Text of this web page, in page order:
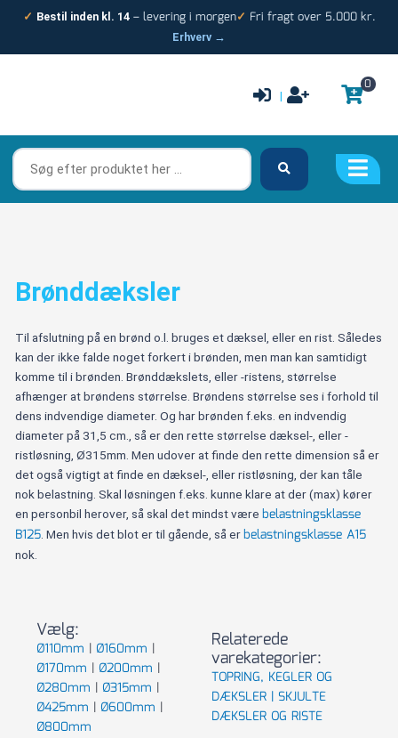
✓ Bestil inden kl. 14– levering i morgen✓ Fri fragt over 5.000 kr.
Erhverv →
|
0
Søg
efter
produktet
Brønddæksler
Til afslutning på en brønd o.l. bruges et dæksel, eller en rist. Således
kan der ikke falde noget forkert i brønden, men man kan samtidigt
komme til i brønden. Brønddækslets, eller -ristens, størrelse
afhænger at brøndens størrelse. Brøndens størrelse ses i forhold til
dens indvendige diameter. Og har brønden f.eks. en indvendig
diameter på 31,5 cm., så er den rette størrelse dæksel-, eller -
ristløsning, Ø315mm. Men udover at finde den rette dimension så er
det også vigtigt at finde en dæksel-, eller ristløsning, der kan tåle
nok belastning. Skal løsningen f.eks. kunne klare at der (max) kører
en personbil herover, så skal det mindst være belastningsklasse
B125 . Men hvis det blot er til gående, så er belastningsklasse A15
nok.
Vælg:
Ø110mm | Ø160mm |
Ø170mm | Ø200mm |
Ø280mm | Ø315mm |
Ø425mm | Ø600mm |
Ø800mm
Relaterede
varekategorier:
TOPRING, KEGLER OG
DÆKSLER | SKJULTE
DÆKSLER OG RISTE